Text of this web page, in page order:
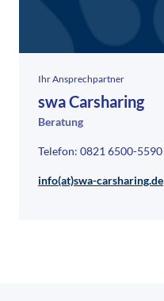
Ihr Ansprechpartner
swa Carsharing
Beratung
Telefon: 0821 6500-5590
info(at)swa-carsharing.de